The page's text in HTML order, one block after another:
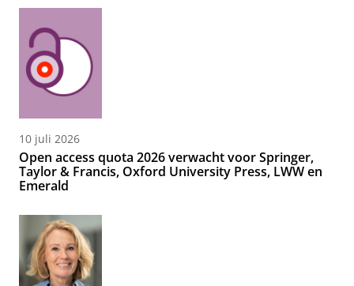
10 juli 2026
Open access quota 2026 verwacht voor Springer,
Taylor & Francis, Oxford University Press, LWW en
Emerald